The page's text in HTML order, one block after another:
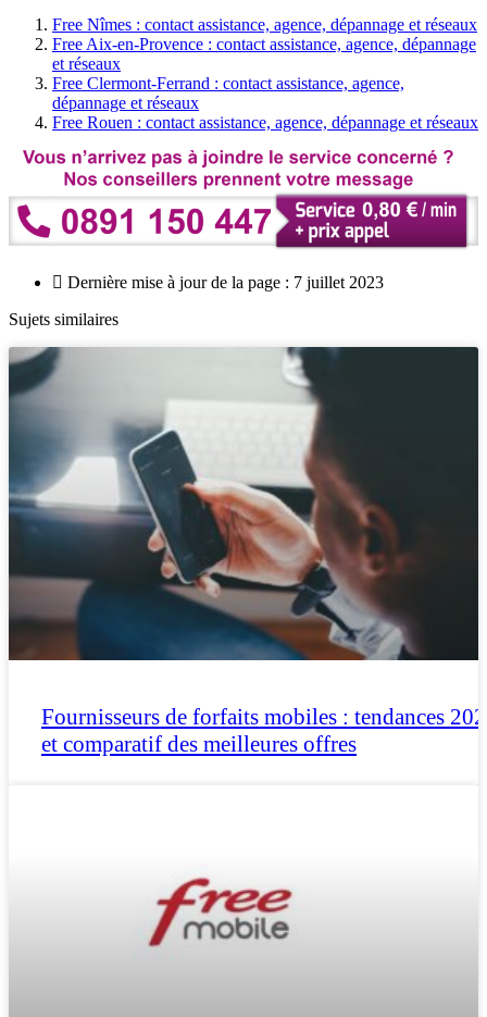
Free Nîmes : contact assistance, agence, dépannage et réseaux
Free Aix-en-Provence : contact assistance, agence, dépannage
et réseaux
Free Clermont-Ferrand : contact assistance, agence,
dépannage et réseaux
Free Rouen : contact assistance, agence, dépannage et réseaux
Dernière mise à jour de la page : 7 juillet 2023
Sujets similaires
Fournisseurs de forfaits mobiles : tendances
et comparatif des meilleures offres